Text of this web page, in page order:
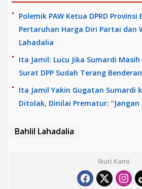
Polemik PAW Ketua DPRD Provinsi
Pertaruhan Harga Diri Partai dan
Lahadalia
Ita Jamil: Lucu Jika Sumardi Masih
Surat DPP Sudah Terang
Ita Jamil Yakin Gugatan Sumardi
Ditolak, Dinilai Prematur: “Jangan
Bahlil Lahadalia
Ikuti Kami